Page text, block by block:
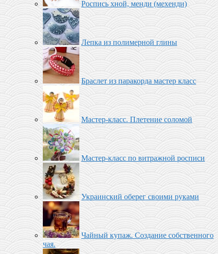
Роспись хной, менди (мехенди)
Лепка из полимерной глины
Браслет из паракорда мастер класс
Мастер-класс. Плетение соломой
Мастер-класс по витражной росписи
Украинский оберег своими руками
Чайный купаж. Создание собственного
чая.